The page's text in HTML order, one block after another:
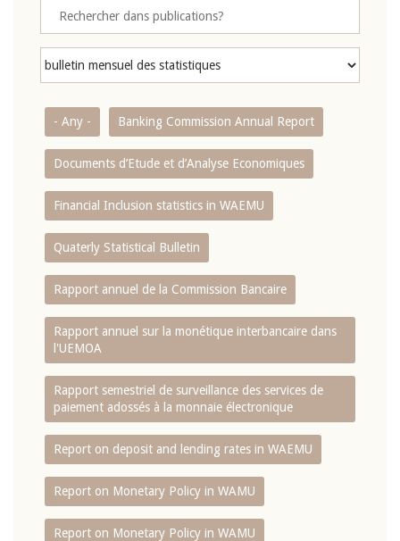
- Any - Banking Commission Annual Report
Documents d’Etude et d’Analyse Economiques
Financial Inclusion statistics in WAEMU
Quaterly Statistical Bulletin
Rapport annuel de la Commission Bancaire
Rapport annuel sur la monétique interbancaire dans
l'UEMOA
Rapport semestriel de surveillance des services de
paiement adossés à la monnaie électronique
Report on deposit and lending rates in WAEMU
Report on Monetary Policy in WAMU
Report on Monetary Policy in WAMU